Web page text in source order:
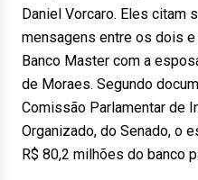
Daniel Vorcaro. Eles citam
mensagens entre os dois
Banco Master com a
de Moraes. Segundo
Comissão Parlamentar de
Organizado, do Senado, o
R$ 80,2 milhões do banco